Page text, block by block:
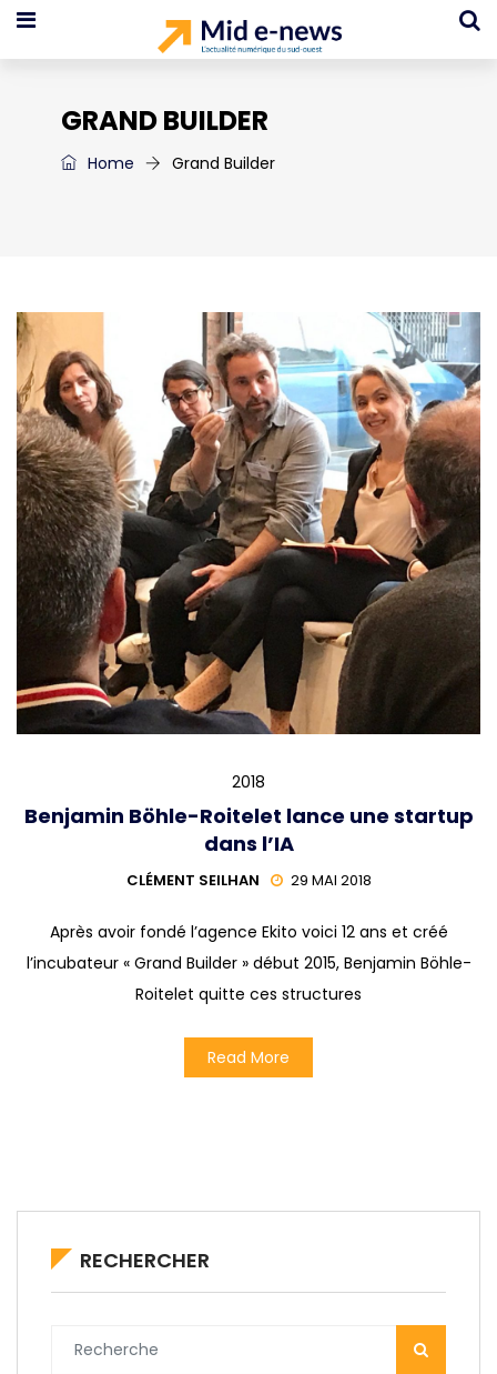
GRAND BUILDER
Home Grand Builder
2018
Benjamin Böhle-Roitelet lance une startup
dans l’IA
CLÉMENT SEILHAN 29 MAI 2018
Après avoir fondé l’agence Ekito voici 12 ans et créé
l’incubateur « Grand Builder » début 2015, Benjamin Böhle-
Roitelet quitte ces structures
Read More
RECHERCHER